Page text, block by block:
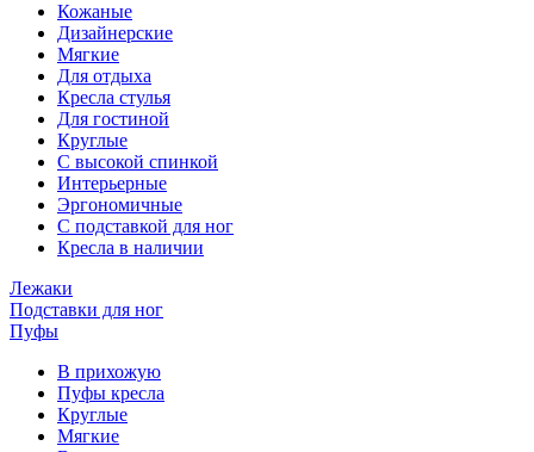
Кожаные
Дизайнерские
Мягкие
Для отдыха
Кресла стулья
Для гостиной
Круглые
С высокой спинкой
Интерьерные
Эргономичные
С подставкой для ног
Кресла в наличии
Лежаки
Подставки для ног
Пуфы
В прихожую
Пуфы кресла
Круглые
Мягкие